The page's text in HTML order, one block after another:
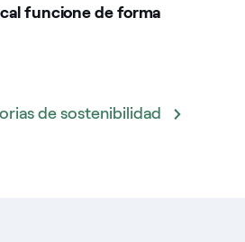
funcione de forma
de sostenibilidad